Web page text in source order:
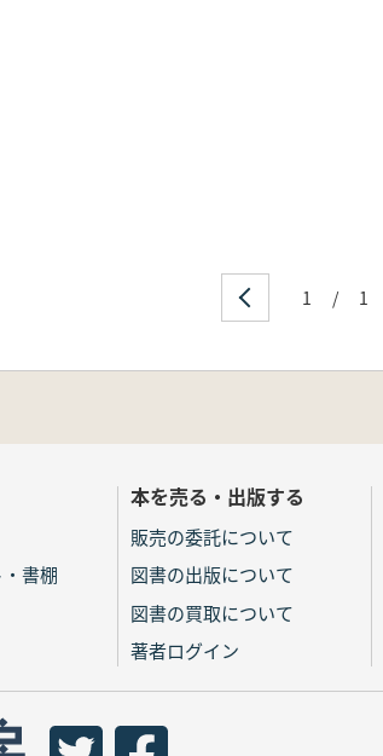
1 / 1
書棚
本を売る・出版する
販売の委託について
図書の出版について
図書の買取について
著者ログイン